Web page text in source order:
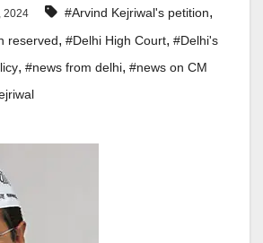
2024 #Arvind Kejriwal's petition,
reserved, #Delhi High Court, #Delhi's
, #news from delhi, #news on CM